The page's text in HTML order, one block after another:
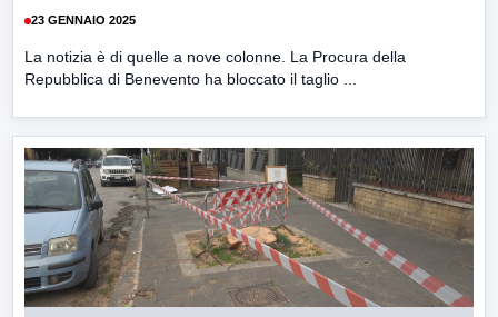
23 GENNAIO 2025
La notizia è di quelle a nove colonne. La Procura della
Repubblica di Benevento ha bloccato il taglio ...